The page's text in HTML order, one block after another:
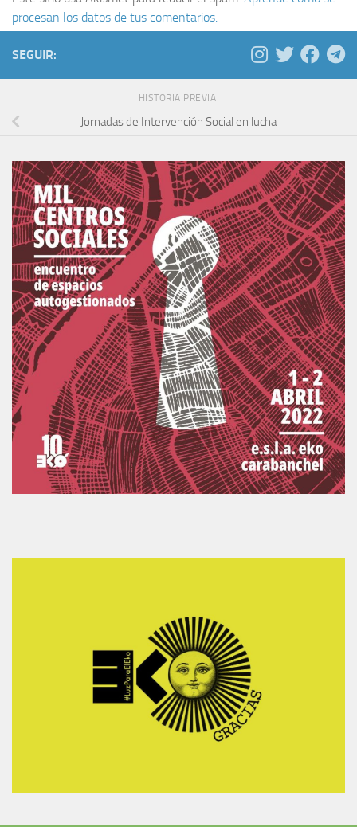
procesan los datos de tus comentarios.
SEGUIR:
HISTORIA PREVIA
Jornadas de Intervención Social en lucha